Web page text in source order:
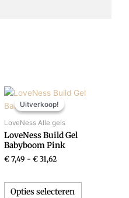
Uitverkoop!
Uitverkoop!
LoveNess Alle gels
LoveNess Build Gel
Babyboom Pink
€ 7,49 - € 31,62
Prijsklasse:
tot
€ 31,62
Opties selecteren
Dit
kan